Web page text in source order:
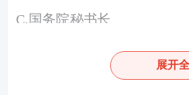
C.国务院秘书长
展开